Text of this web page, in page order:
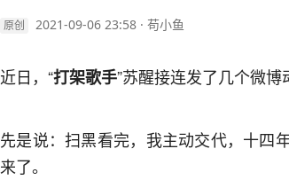
原创 2021-09-06 23:58 · 苟小鱼
近日，“打架歌手”苏醒接连发了几个微博
先是说：扫黑看完，我主动交代，十四
来了。